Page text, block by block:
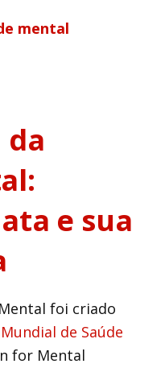
mental
da
e sua
foi criado
de Saúde
for Mental